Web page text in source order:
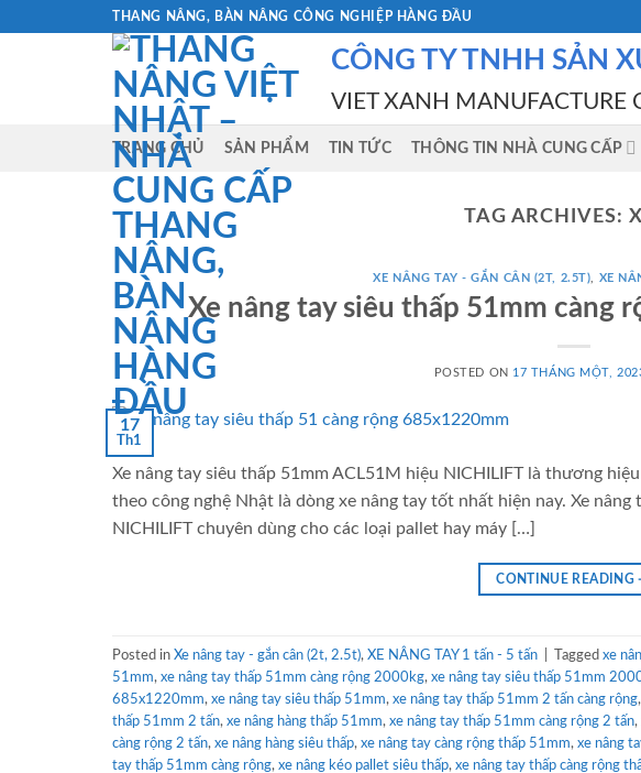
THANG NÂNG, BÀN NÂNG CÔNG NGHIỆP HÀNG ĐẦU
CÔNG TY TNHH SẢN
VIET XANH MANUFACTURE
TRANG CHỦ SẢN PHẨM TIN TỨC THÔNG TIN NHÀ CUNG CẤP
TAG ARCHIVES:
XE NÂNG TAY - GẮN CÂN (2T, 2.5T) XE
Xe nâng tay siêu thấp 51mm càng
POSTED ON 17 THÁNG MỘT,
17
Th1
Xe nâng tay siêu thấp 51mm ACL51M hiệu NICHILIFT là thương
theo công nghệ Nhật là dòng xe nâng tay tốt nhất hiện nay. Xe
NICHILIFT chuyên dùng cho các loại pallet hay máy […]
CONTINUE READING
Posted in Xe nâng tay - gắn cân (2t, 2.5t), XE NÂNG TAY 1 tấn - 5 tấn Tagged xe
51mm, xe nâng tay thấp 51mm càng rộng 2000kg, xe nâng tay siêu thấp 51mm
685x1220mm, xe nâng tay siêu thấp 51mm, xe nâng tay thấp 51mm 2 tấn càng rộng,
thấp 51mm 2 tấn, xe nâng hàng thấp 51mm, xe nâng tay thấp 51mm càng rộng 2 tấn,
càng rộng 2 tấn, xe nâng hàng siêu thấp, xe nâng tay càng rộng thấp 51mm, xe nâng
tay thấp 51mm càng rộng, xe nâng kéo pallet siêu thấp, xe nâng tay thấp càng rộng